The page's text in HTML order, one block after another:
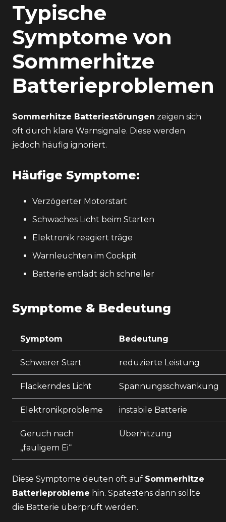
Typische
Symptome von
Sommerhitze
Batterieproblemen
Sommerhitze Batteriestörungen zeigen sich
oft durch klare Warnsignale. Diese werden
jedoch häufig ignoriert.
Häufige Symptome:
Verzögerter Motorstart
Schwaches Licht beim Starten
Elektronik reagiert träge
Warnleuchten im Cockpit
Batterie entlädt sich schneller
Symptome & Bedeutung
Symptom Bedeutung
Schwerer Start reduzierte Leistung
Flackerndes Licht Spannungsschwankung
Elektronikprobleme instabile Batterie
Geruch nach
„fauligem Ei“
Überhitzung
Diese Symptome deuten oft auf Sommerhitze
Batterieprobleme hin. Spätestens dann sollte
die Batterie überprüft werden.